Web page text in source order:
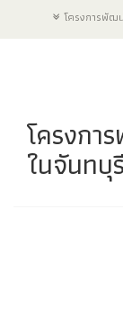
โครงการพัฒ
โครงกา
ในจันทบุ